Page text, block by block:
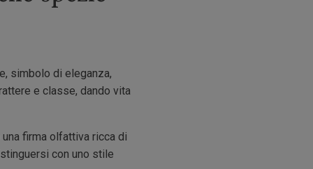
simbolo di eleganza,
e classe, dando vita
firma olfattiva ricca di
con uno stile